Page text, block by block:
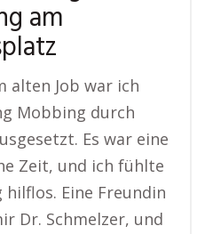
am
alten Job war ich
Mobbing durch
Es war eine
Zeit, und ich fühlte
hilflos. Eine Freundin
Dr. Schmelzer, und